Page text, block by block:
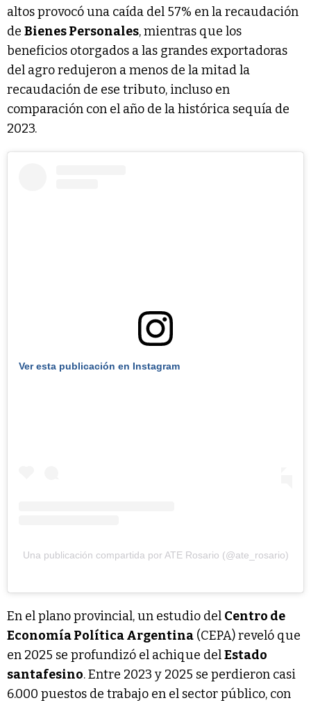
altos provocó una caída del 57% en la recaudación
de Bienes Personales, mientras que los
beneficios otorgados a las grandes exportadoras
del agro redujeron a menos de la mitad la
recaudación de ese tributo, incluso en
comparación con el año de la histórica sequía de
2023.
Ver esta publicación en Instagram
Una publicación compartida por ATE Rosario (@ate_rosario)
En el plano provincial, un estudio del Centro de
Economía Política Argentina (CEPA) reveló que
en 2025 se profundizó el achique delEstado
santafesino. Entre 2023 y 2025 se perdieron casi
6.000 puestos de trabajo en el sector público, con